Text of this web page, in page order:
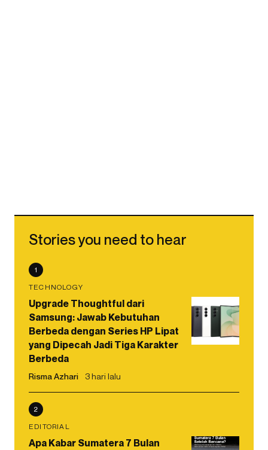
Stories you need to hear
1
TECHNOLOGY
Upgrade Thoughtful dari
Samsung: Jawab Kebutuhan
Berbeda dengan Series HP Lipat
yang Dipecah Jadi Tiga Karakter
Berbeda
Risma Azhari 3 hari lalu
2
EDITORIAL
Apa Kabar Sumatera 7 Bulan